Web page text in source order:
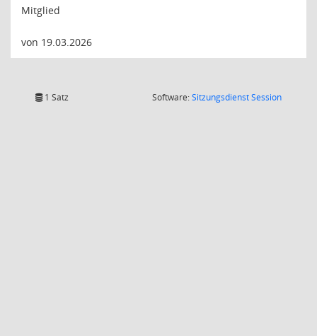
Mitglied
von 19.03.2026
1 Satz Software:SitzungsdienstSession(Wird in